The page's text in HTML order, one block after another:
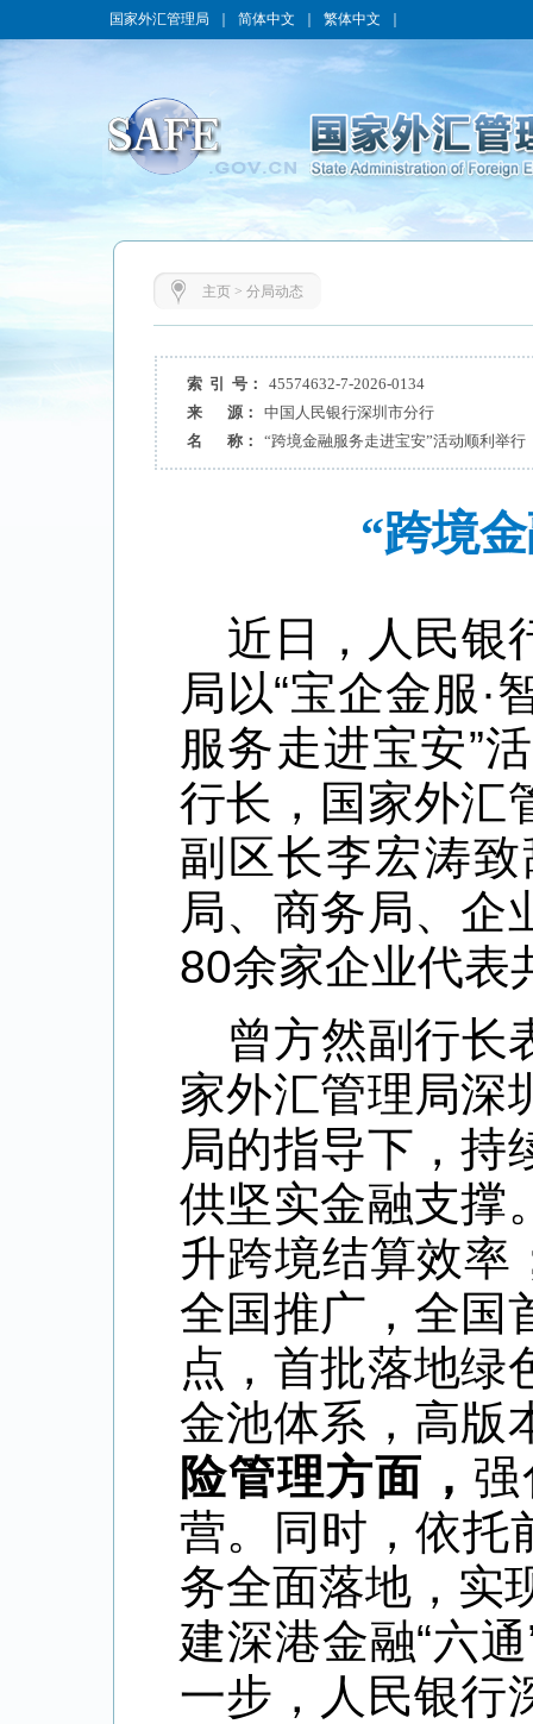
国家外汇管理局 简体中文 繁体中文
主页> 分局动态
索 引 号：
45574632-7-2026-0134
来 源：
中国人民银行深圳市分行
名 称：
“跨境金融服务走进宝安”活动顺利举行
“跨境
近日，人民银
局以“宝企金服·
服务走进宝安”
行长，国家外汇
副区长李宏涛
局、商务局、企
80余家企业代表
曾方然副行长
家外汇管理局深
局的指导下，持
供坚实金融支撑
升跨境结算效率
全国推广，全国
点，首批落地绿
金池体系，高版
险管理方面，
营。同时，依托
务全面落地，实
建深港金融“六
一步，人民银行